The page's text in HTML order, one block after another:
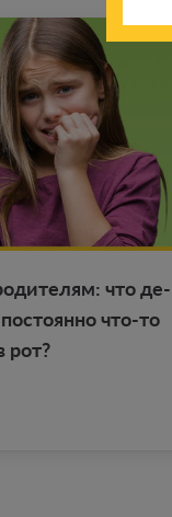
что де­
что-то
рот?